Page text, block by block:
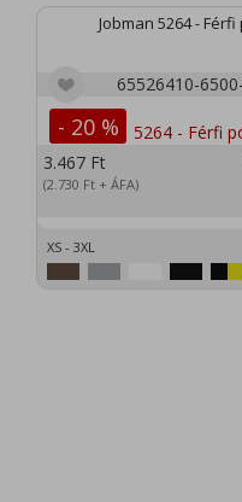
Jobman 5264 - Férfi
65526410-
- 20 %
3.467 Ft
(2.730 Ft + ÁFA)
XS - 3XL